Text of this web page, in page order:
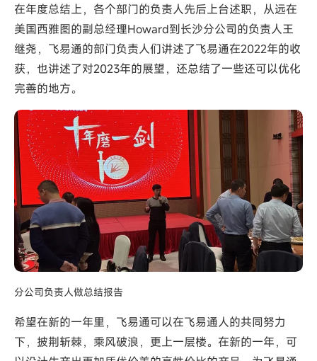
在年度总结上，各个部门的负责人先后上台述职，从远在
美国西雅图的副总经理Howard到长沙分公司的负责人王
继尧，飞易通的部门负责人们讲述了飞易通在2022年的收
获，也讲述了对2023年的展望，还总结了一些还可以优化
完善的地方。
分公司负责人做总结报告
希望在新的一年里，飞易通可以在飞易通人的共同努力
下，披荆斩棘，乘风破浪，更上一层楼。在新的一年，可